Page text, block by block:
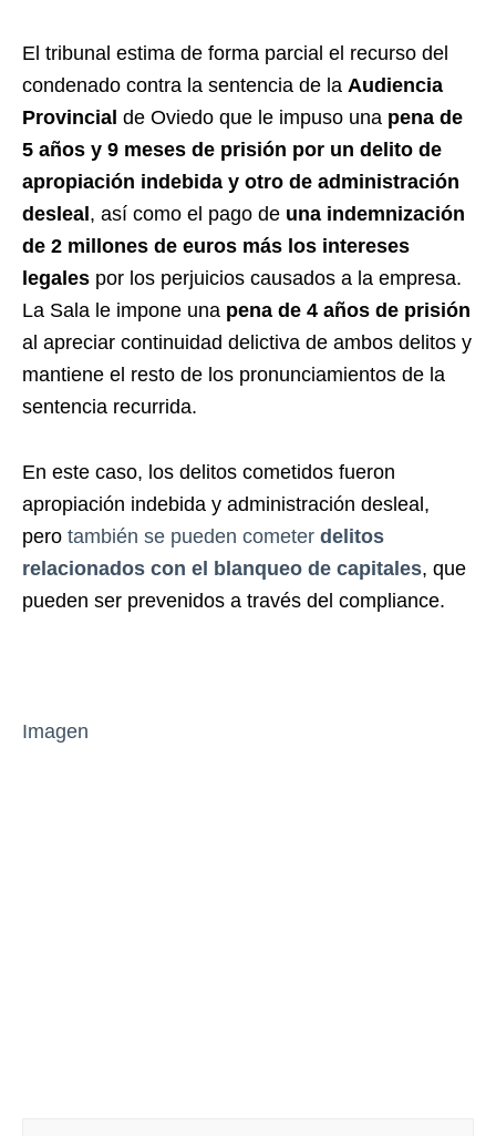
El tribunal estima de forma parcial el recurso del
condenado contra la sentencia de la Audiencia
Provincial de Oviedo que le impuso una pena de
5 años y 9 meses de prisión por un delito de
apropiación indebida y otro de administración
desleal, así como el pago de una indemnización
de 2 millones de euros más los intereses
legales por los perjuicios causados a la empresa.
La Sala le impone una pena de 4 años de prisión
al apreciar continuidad delictiva de ambos delitos y
mantiene el resto de los pronunciamientos de la
sentencia recurrida.
En este caso, los delitos cometidos fueron
apropiación indebida y administración desleal,
pero también se pueden cometer delitos
relacionados con el blanqueo de capitales, que
pueden ser prevenidos a través del compliance.
Imagen